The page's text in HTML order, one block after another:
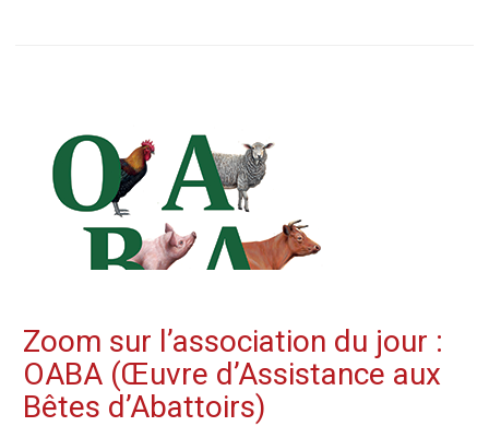
Zoom sur l’association du jour :
OABA (Œuvre d’Assistance aux
Bêtes d’Abattoirs)